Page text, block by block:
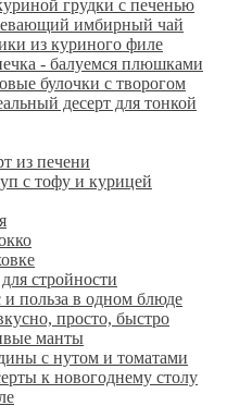
грудки с печенью
имбирный чай
из куриного филе
- балуемся плюшками
булочки с творогом
десерт для тонкой
из печени
с тофу и курицей
стройности
и польза в одном блюде
просто, быстро
манты
с нутом и томатами
к новогоднему столу